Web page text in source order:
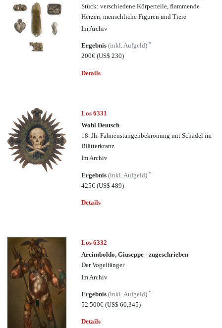
Stück: verschiedene Körperteile, flammende
Herzen, menschliche Figuren und Tiere
Im Archiv
Ergebnis(inkl. Aufgeld)*
200€(US$ 230)
Details
Los 6331
Wohl Deutsch
18. Jh. Fahnenstangenbekrönung mit Schädel im
Blätterkranz
Im Archiv
Ergebnis(inkl. Aufgeld)*
425€(US$ 489)
Details
Los 6332
Arcimboldo, Giuseppe - zugeschrieben
Der Vogelfänger
Im Archiv
Ergebnis(inkl. Aufgeld)*
52.500€(US$ 60,345)
Details